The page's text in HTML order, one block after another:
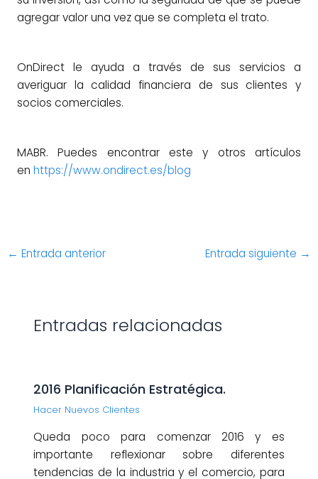
agregar valor una vez que se completa el trato.
OnDirect le ayuda a través de sus servicios a
averiguar la calidad financiera de sus clientes y
socios comerciales.
MABR. Puedes encontrar este y otros artículos
en https://www.ondirect.es/blog
← Entrada anterior Entrada siguiente →
Entradas relacionadas
2016 Planificación Estratégica.
Hacer Nuevos Clientes
Queda poco para comenzar 2016 y es
importante reflexionar sobre diferentes
tendencias de la industria y el comercio, para